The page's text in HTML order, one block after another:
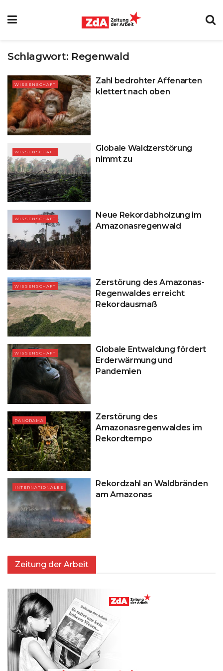
Schlagwort: Regenwald
WISSENSCHAFT
Zahl bedrohter Affenarten
klettert nach oben
WISSENSCHAFT
Globale Waldzerstörung
nimmt zu
WISSENSCHAFT
Neue Rekordabholzung im
Amazonasregenwald
WISSENSCHAFT
Zerstörung des Amazonas-
Regenwaldes erreicht
Rekordausmaß
WISSENSCHAFT
Globale Entwaldung fördert
Erderwärmung und
Pandemien
PANORAMA
Zerstörung des
Amazonasregenwaldes im
Rekordtempo
INTERNATIONALES
Rekordzahl an Waldbränden
am Amazonas
Zeitung der Arbeit